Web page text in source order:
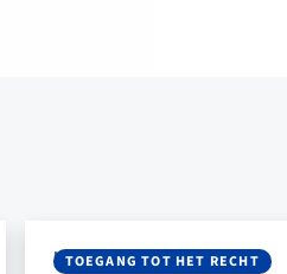
TOEGANG TOT HET RECHT
NIEUWS•22 JANUARI 2026